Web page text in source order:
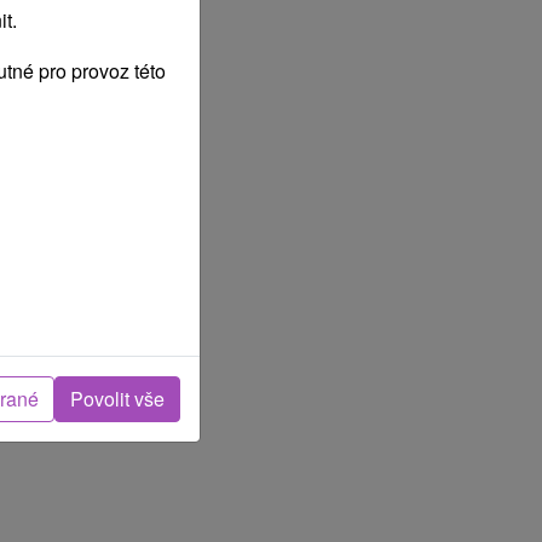
pro provoz této
Povolit vše